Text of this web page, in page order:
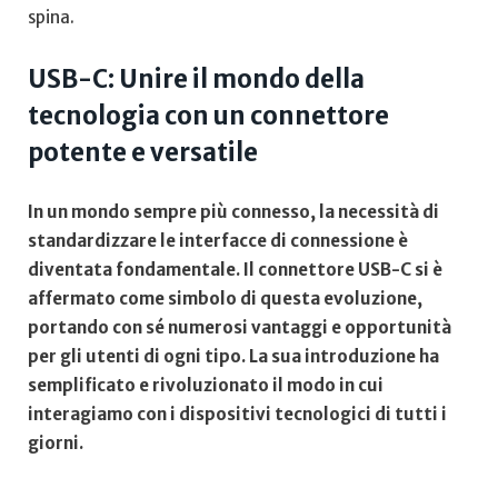
⁤spina.
USB-C: Unire il mondo della
tecnologia​ con un connettore
potente⁢ e versatile
In ​un mondo sempre più connesso,‌ la necessità di
standardizzare le interfacce di ⁢connessione è
diventata fondamentale. Il connettore USB-C si è⁣
affermato come simbolo di questa evoluzione,
portando con ⁤sé numerosi ​vantaggi‌ e opportunità
per gli utenti di ogni tipo. La sua introduzione ⁤ha
semplificato e rivoluzionato il modo in cui
interagiamo con ⁣i dispositivi tecnologici ⁢di tutti i
giorni.